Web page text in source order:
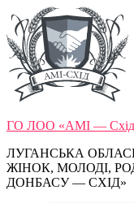
ГО ЛОО «АМІ —
ЛУГАНСЬКА
ЖІНОК, МОЛОДІ,
ДОНБАСУ — СХІД»